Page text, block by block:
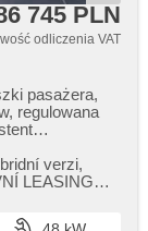
745 PLN
odliczenia VAT
pasażera,
regulowana
pokładowy,
verzi,​
LEASING